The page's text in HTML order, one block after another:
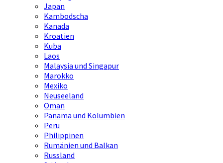
Japan
Kambodscha
Kanada
Kroatien
Kuba
Laos
Malaysia und Singapur
Marokko
Mexiko
Neuseeland
Oman
Panama und Kolumbien
Peru
Philippinen
Rumänien und Balkan
Russland